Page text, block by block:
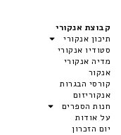
קבוצת אנקורי
תיכון אנקורי
סטודיו אנקורי
מדיה אנקורי
אנקור
קורסי הבגרות
אנקוריזום
חנות הספרים
על אודות
יום הזכרון